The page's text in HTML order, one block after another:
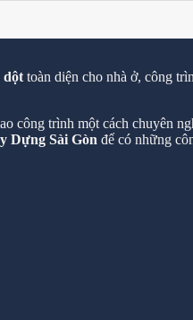
dột toàn diện cho nhà ở, công
công trình một cách chuyên
Dựng Sài Gòn để có những